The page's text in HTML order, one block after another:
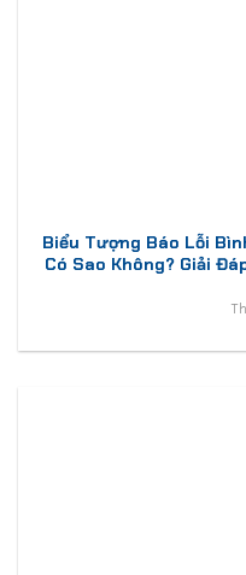
Biểu Tượng Báo Lỗi
Có Sao Không? Giải